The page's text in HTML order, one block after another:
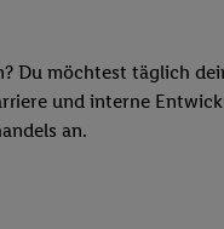
Du möchtest täglich
und interne
an.